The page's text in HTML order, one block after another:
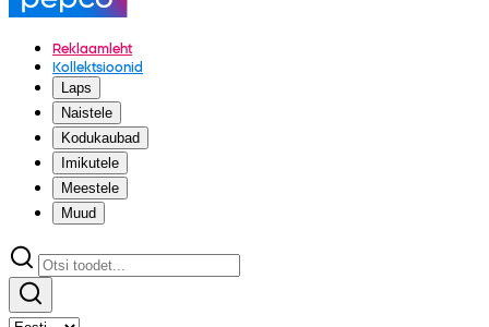
Reklaamleht
Kollektsioonid
Laps
Naistele
Kodukaubad
Imikutele
Meestele
Muud